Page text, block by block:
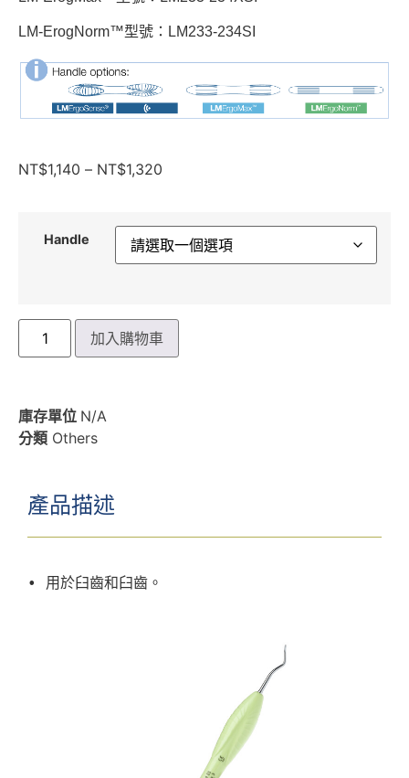
LM-ErogNorm™型號：LM233-234SI
NT$1,140 – NT$1,320
Handle
加入購物車
庫存單位 N/A
分類 Others
產品描述